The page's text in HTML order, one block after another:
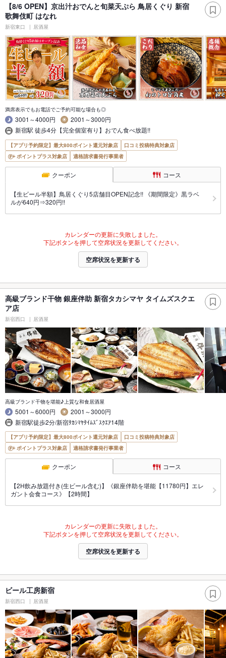
【8/6 OPEN】京出汁おでんと旬菜天ぷら 鳥居くぐり 新宿
歌舞伎町 はなれ
新宿東口 居酒屋
満席表示でもお電話でご予約可能な場合も◎
3001～4000円
2001～3000円
新宿駅 徒歩4分【完全個室有り】おでん食べ放題!!
【アプリ予約限定】最大800ポイント還元対象店
口コミ投稿特典対象店
ポイントプラス対象店
適格請求書発行事業者
クーポン コース
【生ビール半額】鳥居くぐり5店舗目OPEN記念!! 《期間限定》黒ラベ
ルが640円⇒320円!!
カレンダーの更新に失敗しました。
下記ボタンを押して空席状況を更新してください。
空席状況を更新する
高級ブランド干物 銀座伴助 新宿タカシマヤ タイムズスクエ
ア店
新宿西口 居酒屋
高級ブランド干物を堪能♪上質な和食居酒屋
5001～6000円
2001～3000円
新宿駅徒歩2分/新宿ﾀｶｼﾏﾔﾀｲﾑｽﾞｽｸｴｱ14階
【アプリ予約限定】最大800ポイント還元対象店
口コミ投稿特典対象店
ポイントプラス対象店
適格請求書発行事業者
クーポン コース
【2H飲み放題付き(生ビール含む)】《銀座伴助を堪能【11780円】エレ
ガント会食コース》【2時間】
カレンダーの更新に失敗しました。
下記ボタンを押して空席状況を更新してください。
空席状況を更新する
ビール工房新宿
新宿西口 居酒屋